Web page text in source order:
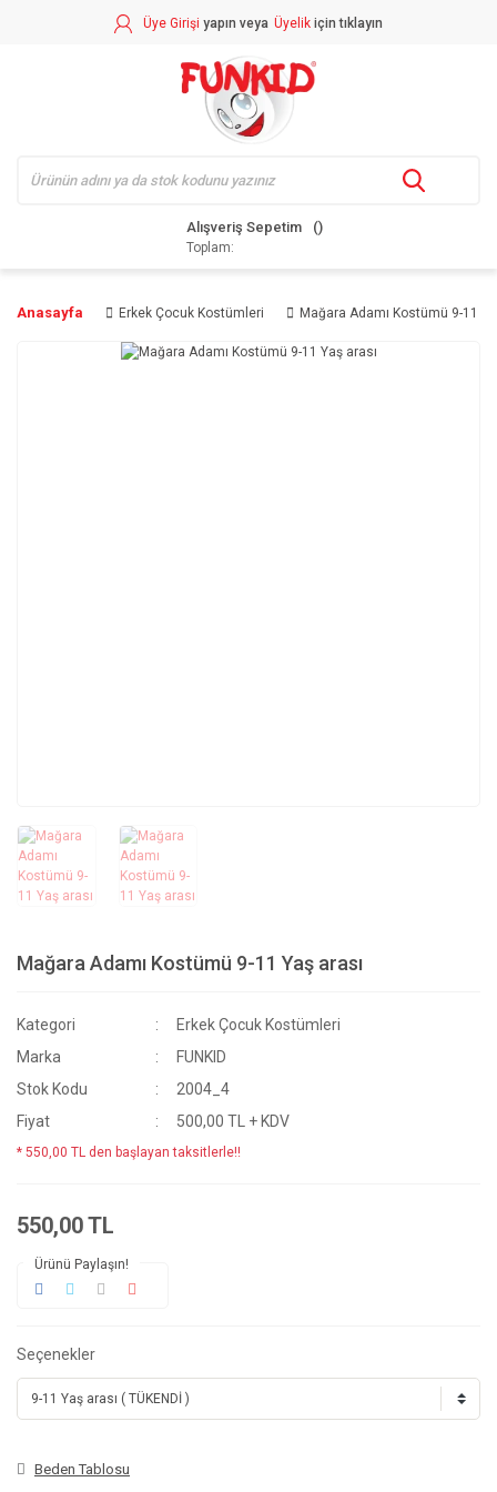
Üye Girişi yapın veya Üyelik için tıklayın
Alışveriş Sepetim
Toplam:
Anasayfa Erkek Çocuk Kostümleri Mağara Adamı Kostümü 9-11
Mağara Adamı Kostümü 9-11 Yaş arası
Kategori
Erkek Çocuk Kostümleri
Marka
FUNKID
Stok Kodu
2004_4
Fiyat
500,00 TL + KDV
* 550,00 TL den başlayan taksitlerle!!
550,00 TL
Ürünü Paylaşın!
Seçenekler
Beden Tablosu